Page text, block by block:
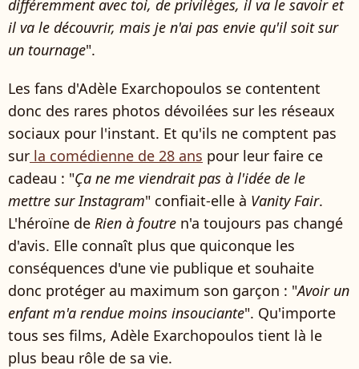
différemment avec toi, de privilèges, il va le savoir et
il va le découvrir, mais je n'ai pas envie qu'il soit sur
un tournage".
Les fans d'Adèle Exarchopoulos se contentent
donc des rares photos dévoilées sur les réseaux
sociaux pour l'instant. Et qu'ils ne comptent pas
sur la comédienne de 28 ans pour leur faire ce
cadeau : "Ça ne me viendrait pas à l'idée de le
mettre sur Instagram" confiait-elle à Vanity Fair.
L'héroïne de Rien à foutre n'a toujours pas changé
d'avis. Elle connaît plus que quiconque les
conséquences d'une vie publique et souhaite
donc protéger au maximum son garçon : "Avoir un
enfant m'a rendue moins insouciante". Qu'importe
tous ses films, Adèle Exarchopoulos tient là le
plus beau rôle de sa vie.